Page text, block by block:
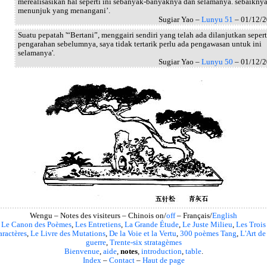
merealisasikan hal seperti ini sebanyak-banyaknya dan selamanya. sebaiknya
menunjuk yang menangani’.
Sugiar Yao – Lunyu 51 – 01/12/
Suatu pepatah '“Bertani”, menggairi sendiri yang telah ada dilanjutkan
pengarahan sebelumnya, saya tidak tertarik perlu ada pengawasan untuk ini
selamanya'.
Sugiar Yao – Lunyu 50 – 01/12/
Wengu – Notes des visiteurs – Chinois on/off– Français/English
Le Canon des Poèmes, Les Entretiens, La Grande Étude, Le Juste Milieu, Les Trois
, Le Livre des Mutations, De la Voie et la Vertu, 300 poèmes Tang, L'Art de
guerre, Trente-six stratagèmes
Bienvenue, aide, notes, introduction, table.
Index– Contact– Haut de page